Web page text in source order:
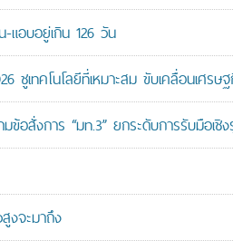
แอบอยู่เกิน 126 วัน
ชูเทคโนโลยีที่เหมาะสม ขับเคลื่อนเศร
ข้อสั่งการ “มท.3” ยกระดับการรับมือเชิ
งจะมาถึง